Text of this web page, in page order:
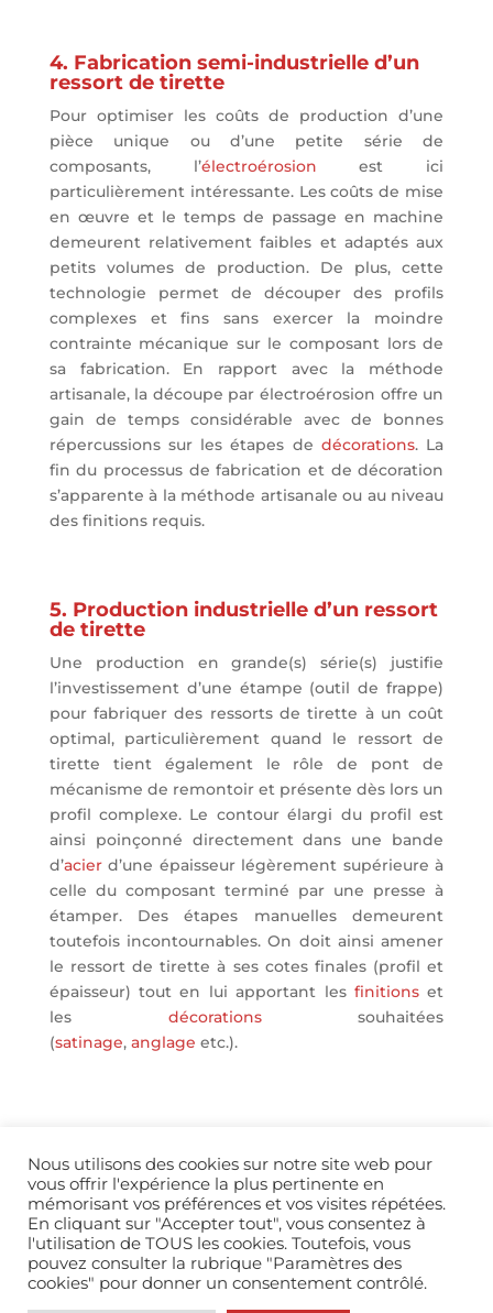
4. Fabrication semi-industrielle d’un
ressort de tirette
Pour optimiser les coûts de production d’une
pièce unique ou d’une petite série de
composants, l’électroérosion est ici
particulièrement intéressante. Les coûts de mise
en œuvre et le temps de passage en machine
demeurent relativement faibles et adaptés aux
petits volumes de production. De plus, cette
technologie permet de découper des profils
complexes et fins sans exercer la moindre
contrainte mécanique sur le composant lors de
sa fabrication. En rapport avec la méthode
artisanale, la découpe par électroérosion offre un
gain de temps considérable avec de bonnes
répercussions sur les étapes de décorations. La
fin du processus de fabrication et de décoration
s’apparente à la méthode artisanale ou au niveau
des finitions requis.
5. Production industrielle d’un ressort
de tirette
Une production en grande(s) série(s) justifie
l’investissement d’une étampe (outil de frappe)
pour fabriquer des ressorts de tirette à un coût
optimal, particulièrement quand le ressort de
tirette tient également le rôle de pont de
mécanisme de remontoir et présente dès lors un
profil complexe. Le contour élargi du profil est
ainsi poinçonné directement dans une bande
d’acierd’une épaisseur légèrement supérieure à
celle du composant terminé par une presse à
étamper. Des étapes manuelles demeurent
toutefois incontournables. On doit ainsi amener
le ressort de tirette à ses cotes finales (profil et
épaisseur) tout en lui apportant les finitionset
les décorationssouhaitées
(satinage, anglage etc.).
info@horopedia.org
Mentions légales
Nous utilisons des cookies sur notre site web pour
vous offrir l'expérience la plus pertinente en
mémorisant vos préférences et vos visites répétées.
En cliquant sur "Accepter tout", vous consentez à
l'utilisation de TOUS les cookies. Toutefois, vous
pouvez consulter la rubrique "Paramètres des
cookies" pour donner un consentement contrôlé.